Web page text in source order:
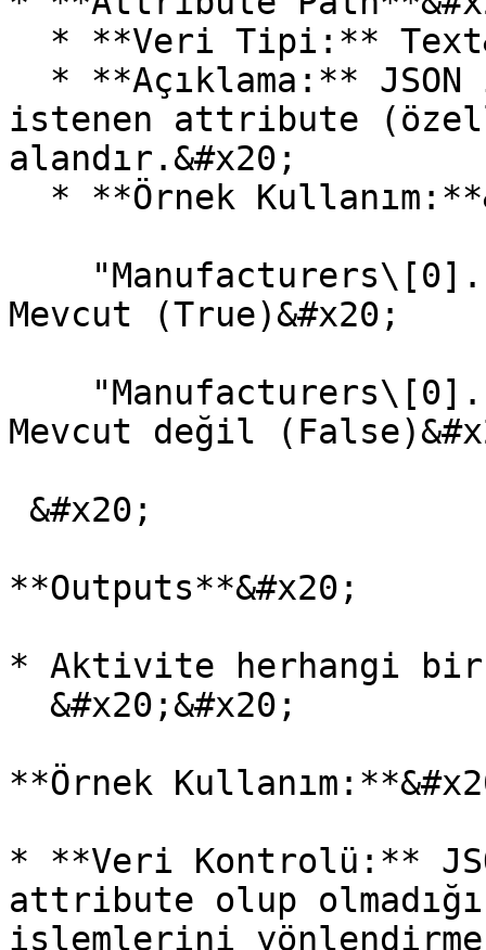
istenen attribute
alandır.&#x20;
Mevcut (True)&#x20;
Mevcut değil
&#x20;
**Outputs**&#x20;
* Aktivite herhangi bir
**Örnek
* **Veri Kontrolü:**
attribute olup
işlemlerini